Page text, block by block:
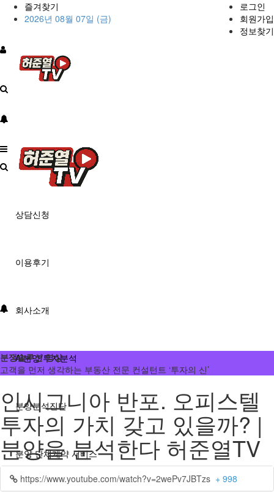
즐겨찾기
2026년 08월 07일 (금)
로그인
회원가입
정보찾기
상담신청
이용후기
회사소개
AI분양/투자분석
분양분석진단
분양 단체계약 서비스
분쟁솔루션 영상
고객을 먼저 생각하는 부동산 전문 컨설턴트 ‘투자의 신’
인시그니아 반포. 오피스텔
투자의 가치 갖고 있을까? |
분양을 분석한다 허준열TV
https://www.youtube.com/watch?v=2wePv7JBTzs + 998